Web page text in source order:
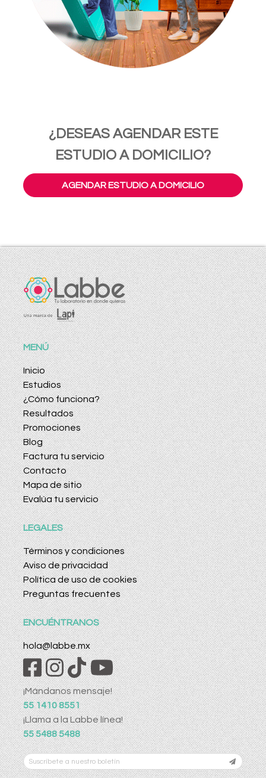
¿DESEAS AGENDAR ESTE
ESTUDIO A DOMICILIO?
AGENDAR ESTUDIO A DOMICILIO
MENÚ
Inicio
Estudios
¿Cómo funciona?
Resultados
Promociones
Blog
Factura tu servicio
Contacto
Mapa de sitio
Evalúa tu servicio
LEGALES
Términos y condiciones
Aviso de privacidad
Política de uso de cookies
Preguntas frecuentes
ENCUÉNTRANOS
hola@labbe.mx
¡Mándanos mensaje!
55 1410 8551
¡Llama a la Labbe línea!
55 5488 5488